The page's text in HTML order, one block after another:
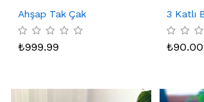
Ahşap Tak Çak
₺999.99
3 Katlı
₺90.00